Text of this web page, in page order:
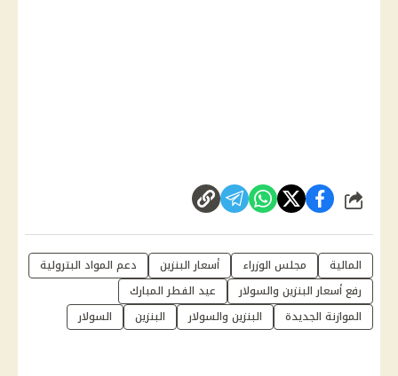
شارك
المالية مجلس الوزراء أسعار البنزين
دعم المواد البترولية
رفع أسعار البنزين والسولار
عيد الفطر المبارك
الموازنة الجديدة
البنزين والسولار البنزين السولار